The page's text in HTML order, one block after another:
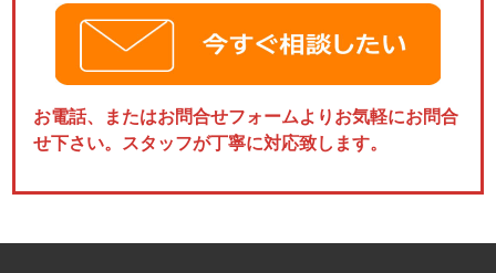
お電話、またはお問合せフォームよりお気軽にお問合
せ下さい。スタッフが丁寧に対応致します。